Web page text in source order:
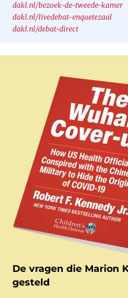
dakl.nl/bezoek-de-tweede-kamer
dakl.nl/livedebat-enquetezaal
dakl.nl/debat-direct
De vragen die Marion
gesteld